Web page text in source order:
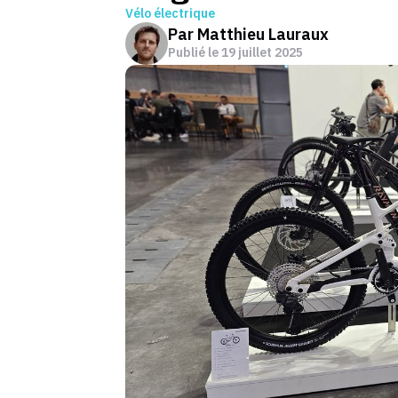
Vélo électrique
Par Matthieu Lauraux
Publié le19 juillet 2025